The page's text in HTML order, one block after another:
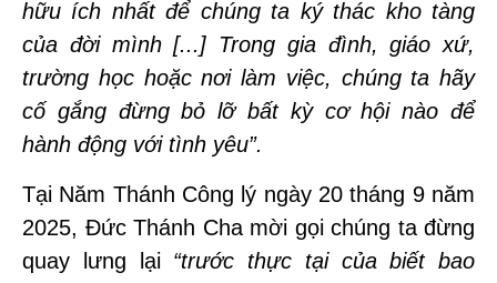
hữu ích nhất để chúng ta ký thác kho tàng
của đời mình [...] Trong gia đình, giáo xứ,
trường học hoặc nơi làm việc, chúng ta hãy
cố gắng đừng bỏ lỡ bất kỳ cơ hội nào để
hành động với tình yêu”.
Tại Năm Thánh Công lý ngày 20 tháng 9 năm
2025, Đức Thánh Cha mời gọi chúng ta đừng
quay lưng lại “trước thực tại của biết bao